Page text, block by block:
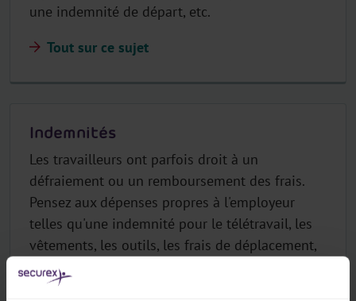
une indemnité de départ, etc.
Tout sur ce sujet
Indemnités
Les travailleurs ont parfois droit à un
défraiement ou un remboursement des frais.
Pensez aux dépenses propres à l'employeur
telles qu'une indemnité pour le télétravail, les
vêtements, les outils, les frais de déplacement,
l'indemnité RGPT, etc. Dans certains cas, votre
fonds sectoriel remboursera les frais. Les